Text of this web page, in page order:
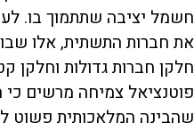
חשמל יציבה שתתמוך בו.
את חברות התשתית, אלו
חלקן חברות גדולות וחלקן
פוטנציאל צמיחה מרשים כי
שהבינה המלאכותית פשוט